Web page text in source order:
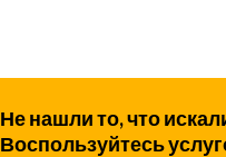
Не нашли то, что
Воспользуйтесь